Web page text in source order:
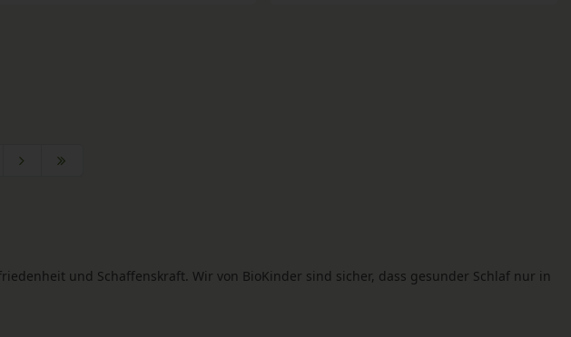
und Schaffenskraft. Wir von BioKinder sind sicher, dass gesunder Schlaf nur in